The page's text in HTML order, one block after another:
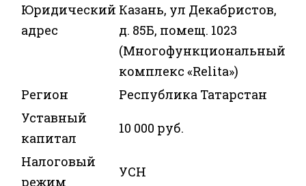
Юридический
адрес
Казань, ул Декабристов,
д. 85Б, помещ. 1023
(Многофункциональный
комплекс «Relita»)
Регион
Республика Татарстан
Уставный
капитал
10 000 руб.
Налоговый
режим
УСН